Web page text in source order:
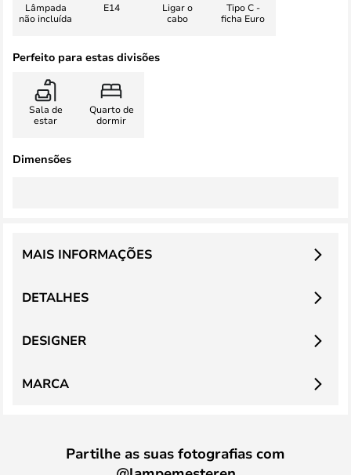
Lâmpada
não incluída
E14
Ligar o
cabo
Tipo C -
ficha Euro
Perfeito para estas divisões
Sala de
estar
Quarto de
dormir
Dimensões
DETALHES
MAIS INFORMAÇÕES
DESIGNER
MARCA
Partilhe as suas fotografias com